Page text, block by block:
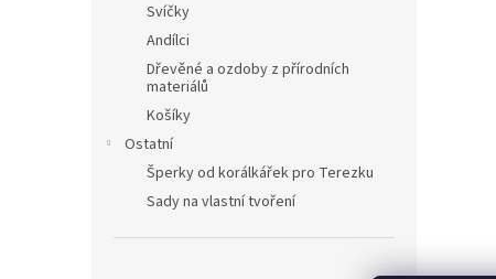
Svíčky
Andílci
Dřevěné a ozdoby z přírodních
materiálů
Košíky
Ostatní
Šperky od korálkářek pro Terezku
Sady na vlastní tvoření